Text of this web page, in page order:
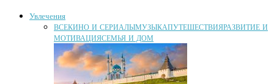
Увлечения
ВСЕКИНО И СЕРИАЛЫМУЗЫКАПУТЕШЕСТВИЯРАЗВИТИЕ И
МОТИВАЦИЯСЕМЬЯ И ДОМ